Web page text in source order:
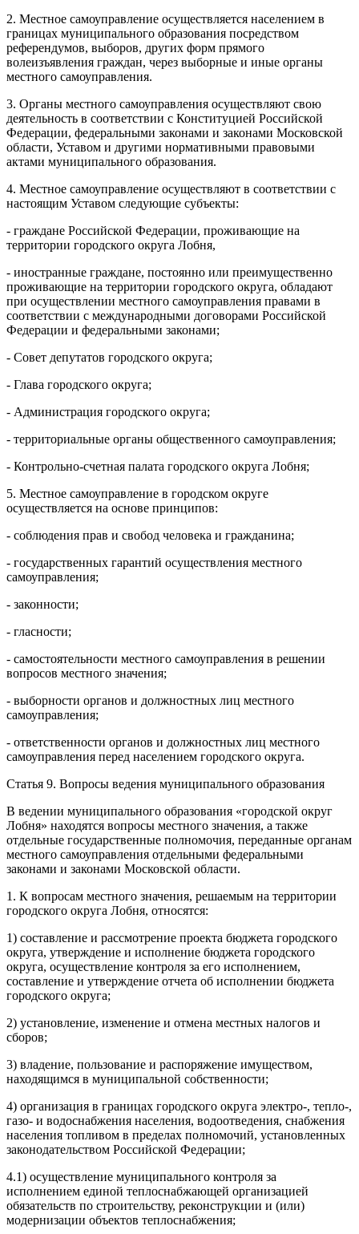
2. Местное самоуправление осуществляется населением в
границах муниципального образования посредством
референдумов, выборов, других форм прямого
волеизъявления граждан, через выборные и иные органы
местного самоуправления.
3. Органы местного самоуправления осуществляют свою
деятельность в соответствии с Конституцией Российской
Федерации, федеральными законами и законами Московской
области, Уставом и другими нормативными правовыми
актами муниципального образования.
4. Местное самоуправление осуществляют в соответствии с
настоящим Уставом следующие субъекты:
- граждане Российской Федерации, проживающие на
территории городского округа Лобня,
- иностранные граждане, постоянно или преимущественно
проживающие на территории городского округа, обладают
при осуществлении местного самоуправления правами в
соответствии с международными договорами Российской
Федерации и федеральными законами;
- Совет депутатов городского округа;
- Глава городского округа;
- Администрация городского округа;
- территориальные органы общественного самоуправления;
- Контрольно-счетная палата городского округа Лобня;
5. Местное самоуправление в городском округе
осуществляется на основе принципов:
- соблюдения прав и свобод человека и гражданина;
- государственных гарантий осуществления местного
самоуправления;
- законности;
- гласности;
- самостоятельности местного самоуправления в решении
вопросов местного значения;
- выборности органов и должностных лиц местного
самоуправления;
- ответственности органов и должностных лиц местного
самоуправления перед населением городского округа.
Статья 9. Вопросы ведения муниципального образования
В ведении муниципального образования «городской округ
Лобня» находятся вопросы местного значения, а также
отдельные государственные полномочия, переданные органам
местного самоуправления отдельными федеральными
законами и законами Московской области.
1. К вопросам местного значения, решаемым на территории
городского округа Лобня, относятся:
1) составление и рассмотрение проекта бюджета городского
округа, утверждение и исполнение бюджета городского
округа, осуществление контроля за его исполнением,
составление и утверждение отчета об исполнении бюджета
городского округа;
2) установление, изменение и отмена местных налогов и
сборов;
3) владение, пользование и распоряжение имуществом,
находящимся в муниципальной собственности;
4) организация в границах городского округа электро-, тепло-,
газо- и водоснабжения населения, водоотведения, снабжения
населения топливом в пределах полномочий, установленных
законодательством Российской Федерации;
4.1) осуществление муниципального контроля за
исполнением единой теплоснабжающей организацией
обязательств по строительству, реконструкции и (или)
модернизации объектов теплоснабжения;